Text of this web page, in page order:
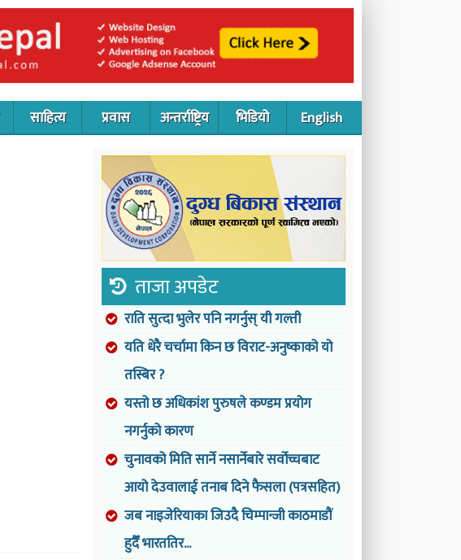
साहित्य प्रवास अन्तर्राष्ट्रिय भिडियो English
ताजा अपडेट
राति सुत्दा भुलेर पनि नगर्नुस् यी गल्ती
यति धेरै चर्चामा किन छ विराट-अनुष्काको यो
तस्बिर ?
यस्तो छ अधिकांश पुरुषले कण्डम प्रयोग
नगर्नुको कारण
चुनावको मिति सार्ने नसार्नेबारे सर्वोच्चबाट
आयो देउवालाई तनाब दिने फैसला (पत्रसहित)
जब नाइजेरियाका जिउदै चिम्पान्जी काठमाडौं
हुदैँ भारततिर...